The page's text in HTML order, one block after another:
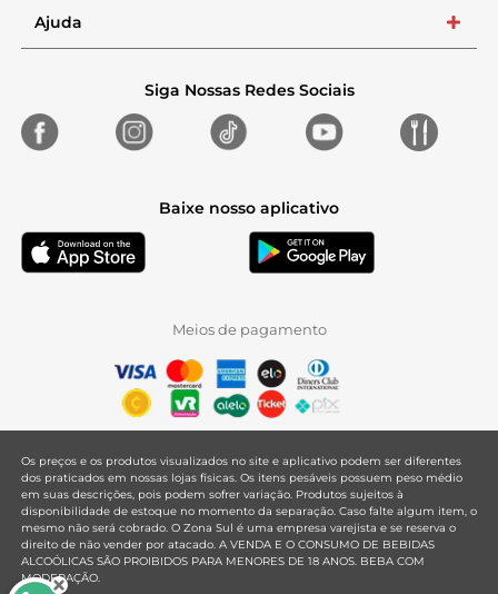
Ajuda +
Siga Nossas Redes Sociais
Baixe nosso aplicativo
Meios de pagamento
Os preços e os produtos visualizados no site e aplicativo podem ser diferentes
dos praticados em nossas lojas físicas. Os itens pesáveis possuem peso médio
em suas descrições, pois podem sofrer variação. Produtos sujeitos à
disponibilidade de estoque no momento da separação. Caso falte algum item, o
mesmo não será cobrado. O Zona Sul é uma empresa varejista e se reserva o
direito de não vender por atacado. A VENDA E O CONSUMO DE BEBIDAS
ALCOÓLICAS SÃO PROIBIDOS PARA MENORES DE 18 ANOS. BEBA COM
MODERAÇÃO.